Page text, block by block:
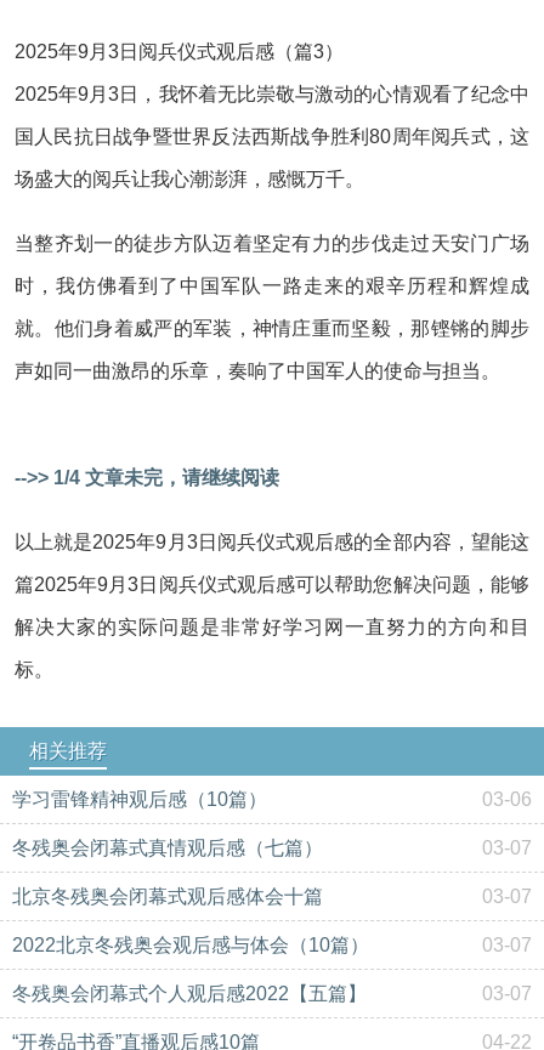
2025年9月3日阅兵仪式观后感（篇3）
2025年9月3日，我怀着无比崇敬与激动的心情观看了纪念中
国人民抗日战争暨世界反法西斯战争胜利80周年阅兵式，这
场盛大的阅兵让我心潮澎湃，感慨万千。
当整齐划一的徒步方队迈着坚定有力的步伐走过天安门广场
时，我仿佛看到了中国军队一路走来的艰辛历程和辉煌成
就。他们身着威严的军装，神情庄重而坚毅，那铿锵的脚步
声如同一曲激昂的乐章，奏响了中国军人的使命与担当。
-->> 1/4 文章未完，请继续阅读
以上就是2025年9月3日阅兵仪式观后感的全部内容，望能这
篇2025年9月3日阅兵仪式观后感可以帮助您解决问题，能够
解决大家的实际问题是非常好学习网一直努力的方向和目
标。
相关推荐
学习雷锋精神观后感（10篇） 03-06
冬残奥会闭幕式真情观后感（七篇） 03-07
北京冬残奥会闭幕式观后感体会十篇 03-07
2022北京冬残奥会观后感与体会（10篇） 03-07
冬残奥会闭幕式个人观后感2022【五篇】 03-07
“开卷品书香”直播观后感10篇 04-22